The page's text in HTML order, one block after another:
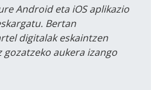
Android eta iOS aplikazio
Bertan
digitalak eskaintzen
aukera izango